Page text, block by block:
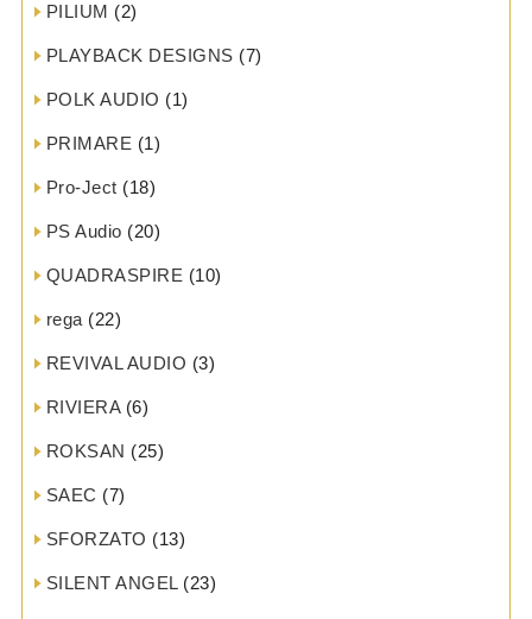
PILIUM (2)
PLAYBACK DESIGNS (7)
POLK AUDIO (1)
PRIMARE (1)
Pro-Ject (18)
PS Audio (20)
QUADRASPIRE (10)
rega (22)
REVIVAL AUDIO (3)
RIVIERA(6)
ROKSAN (25)
SAEC (7)
SFORZATO (13)
SILENT ANGEL(23)